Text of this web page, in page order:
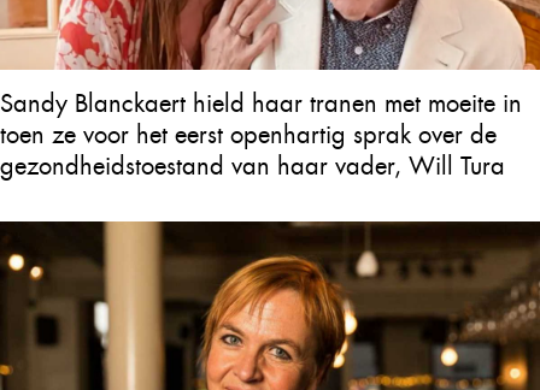
Sandy Blanckaert hield haar tranen met moeite in
toen ze voor het eerst openhartig sprak over de
gezondheidstoestand van haar vader, Will Tura